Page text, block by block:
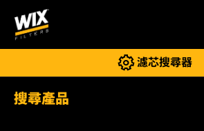
濾芯搜尋器
搜尋產品